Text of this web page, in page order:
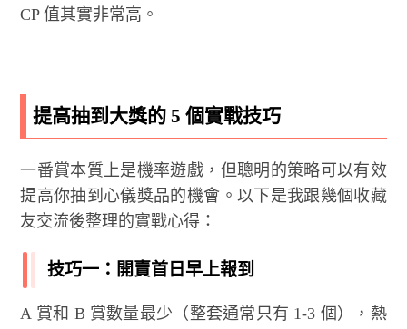
CP 值其實非常高。
提高抽到大獎的 5 個實戰技巧
一番賞本質上是機率遊戲，但聰明的策略可以有效
提高你抽到心儀獎品的機會。以下是我跟幾個收藏
友交流後整理的實戰心得：
技巧一：開賣首日早上報到
A 賞和 B 賞數量最少（整套通常只有 1-3 個），熱